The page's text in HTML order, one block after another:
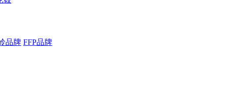
品牌 FFP品牌